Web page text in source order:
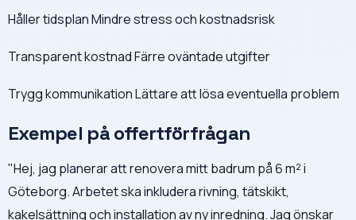
Håller tidsplan Mindre stress och kostnadsrisk
Transparent kostnad Färre oväntade utgifter
Trygg kommunikation Lättare att lösa eventuella problem
Exempel på offertförfrågan
"Hej, jag planerar att renovera mitt badrum på 6 m² i
Göteborg. Arbetet ska inkludera rivning, tätskikt,
kakelsättning och installation av ny inredning. Jag önskar